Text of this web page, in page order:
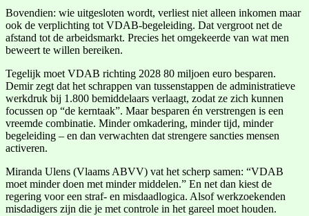
Bovendien: wie uitgesloten wordt, verliest niet alleen inkomen maar
ook de verplichting tot VDAB-begeleiding. Dat vergroot net de
afstand tot de arbeidsmarkt. Precies het omgekeerde van wat men
beweert te willen bereiken.
Tegelijk moet VDAB richting 2028 80 miljoen euro besparen.
Demir zegt dat het schrappen van tussenstappen de administratieve
werkdruk bij 1.800 bemiddelaars verlaagt, zodat ze zich kunnen
focussen op “de kerntaak”. Maar besparen én verstrengen is een
vreemde combinatie. Minder omkadering, minder tijd, minder
begeleiding – en dan verwachten dat strengere sancties mensen
activeren.
Miranda Ulens (Vlaams ABVV) vat het scherp samen: “VDAB
moet minder doen met minder middelen.” En net dan kiest de
regering voor een straf- en misdaadlogica. Alsof werkzoekenden
misdadigers zijn die je met controle in het gareel moet houden.